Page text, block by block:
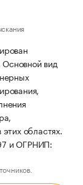
вид
областях.
и ОГРНИП: